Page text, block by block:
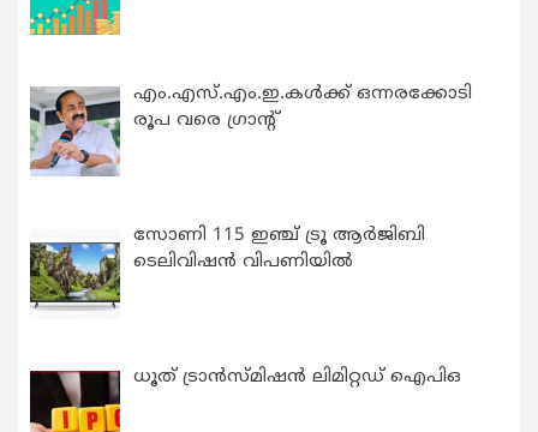
എം.എസ്.എം.ഇ.കൾക്ക് ഒന്നരക്കോടി
രൂപ വരെ ഗ്രാന്റ്
സോണി 115 ഇഞ്ച് ട്രൂ ആർജിബി
ടെലിവിഷൻ വിപണിയിൽ
ധൂത് ട്രാൻസ്മിഷൻ ലിമിറ്റഡ് ഐപിഒ